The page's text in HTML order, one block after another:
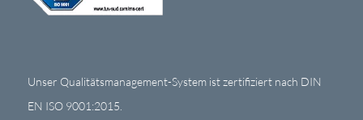
Unser Qualitätsmanagement-System ist zertifiziert nach DIN
EN ISO 9001:2015.